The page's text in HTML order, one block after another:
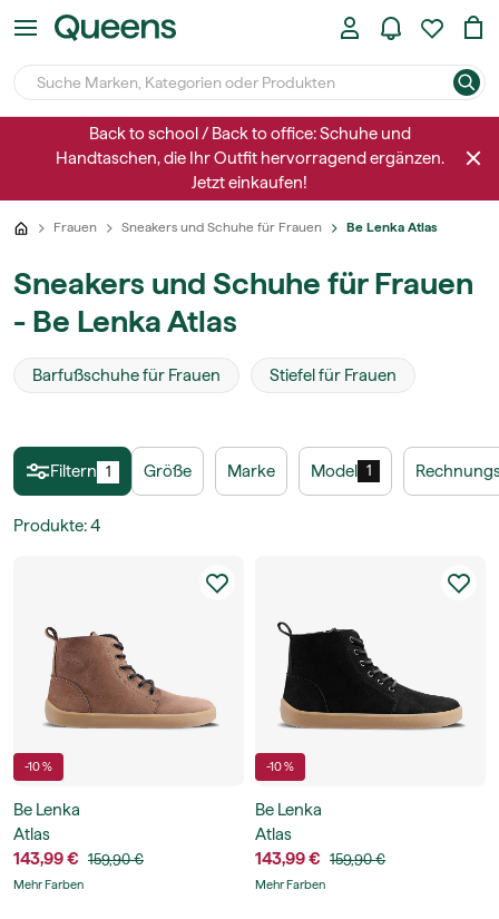
Back to school / Back to office: Schuhe und
Handtaschen, die Ihr Outfit hervorragend ergänzen.
Jetzt einkaufen!
Frauen Sneakers und Schuhe für Frauen Be Lenka Atlas
Sneakers und Schuhe für Frauen
- Be Lenka Atlas
Barfußschuhe für Frauen Stiefel für Frauen
Filtern 1 Größe Marke Model 1
Produkte:4
-10 %
Be Lenka
Atlas
143,99 € 159,90 €
Mehr Farben
-10 %
Be Lenka
Atlas
143,99 € 159,90 €
Mehr Farben